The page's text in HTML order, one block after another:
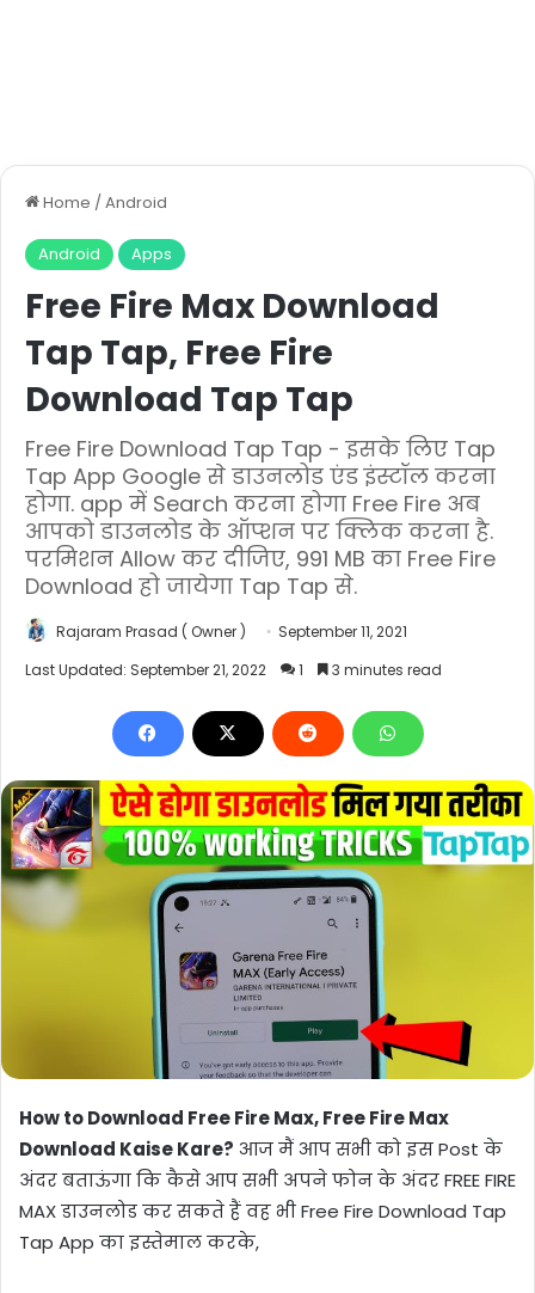
Home / Android
Android Apps
Free Fire Max Download
Tap Tap, Free Fire
Download Tap Tap
Free Fire Download Tap Tap - इसके लिए Tap
Tap App Google से डाउनलोड एंड इंस्टॉल करना
होगा. app में Search करना होगा Free Fire अब
आपको डाउनलोड के ऑप्शन पर क्लिक करना है.
परमिशन Allow कर दीजिए, 991 MB का Free Fire
Download हो जायेगा Tap Tap से.
Rajaram Prasad ( Owner )
September 11, 2021
Last Updated: September 21, 2022
1 3 minutes read
How to Download Free Fire Max, Free Fire Max
Download Kaise Kare? आज मैं आप सभी को इस Post के
अंदर बताऊंगा कि कैसे आप सभी अपने फोन के अंदर FREE FIRE
MAX डाउनलोड कर सकते हैं वह भी Free Fire Download Tap
Tap App का इस्तेमाल करके,